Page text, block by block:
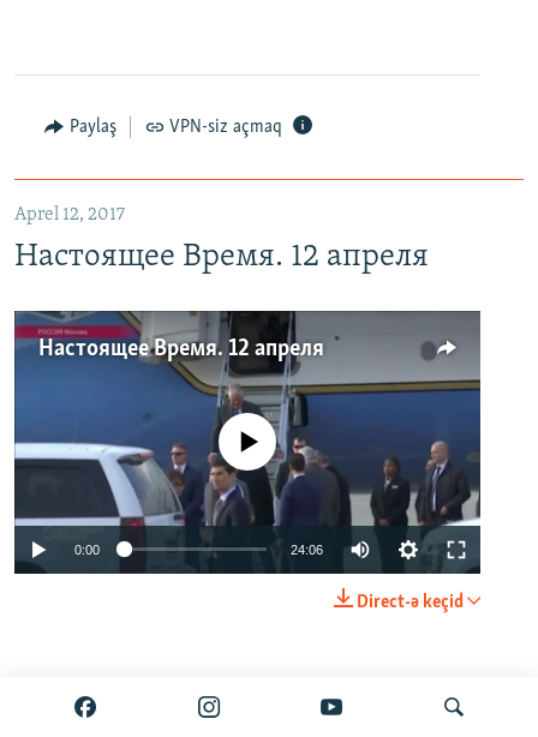
Paylaş VPN-siz açmaq
Aprel 12, 2017
Настоящее Время. 12 апреля
Настоящее Время. 12 апреля
No media source currently available
0:00 24:06
Direct-ə keçid